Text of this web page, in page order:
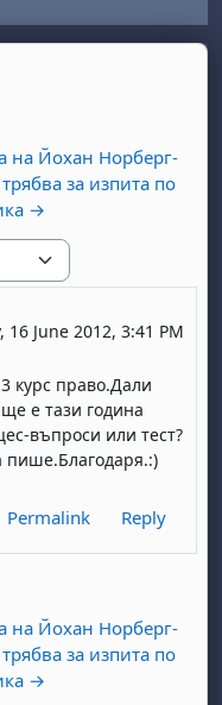
на Йохан Норберг-
за изпита по
→
16 June 2012, 3:41 PM
курс право.Дали
е тази година
въпроси или тест?
пише.Благодаря.:)
Permalink Reply
на Йохан Норберг-
за изпита по
→